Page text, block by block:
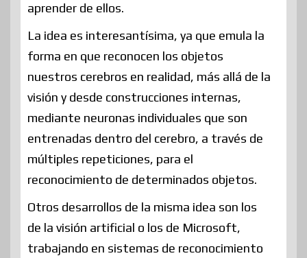
aprender de ellos.
La idea es interesantísima, ya que emula la
forma en que reconocen los objetos
nuestros cerebros en realidad, más allá de la
visión y desde construcciones internas,
mediante neuronas individuales que son
entrenadas dentro del cerebro, a través de
múltiples repeticiones, para el
reconocimiento de determinados objetos.
Otros desarrollos de la misma idea son los
de la visión artificial o los de Microsoft,
trabajando en sistemas de reconocimiento